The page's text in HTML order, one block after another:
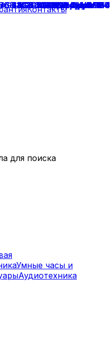
Контакты
для поиска
Умные часы и
Аудиотехника